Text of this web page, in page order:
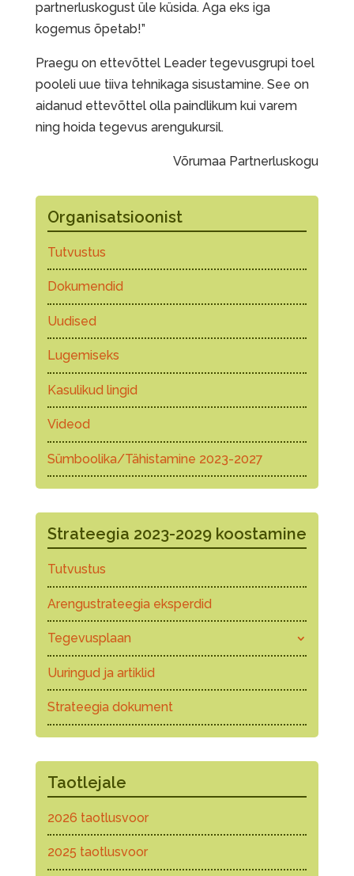
partnerluskogust üle küsida. Aga eks iga
kogemus õpetab!”
Praegu on ettevõttel Leader tegevusgrupi toel
pooleli uue tiiva tehnikaga sisustamine. See on
aidanud ettevõttel olla paindlikum kui varem
ning hoida tegevus arengukursil.
Võrumaa Partnerluskogu
Organisatsioonist
Tutvustus
Dokumendid
Uudised
Lugemiseks
Kasulikud lingid
Videod
Sümboolika/Tähistamine 2023-2027
Strateegia 2023-2029 koostamine
Tutvustus
Arengustrateegia eksperdid
Tegevusplaan
Uuringud ja artiklid
Strateegia dokument
Taotlejale
2026 taotlusvoor
2025 taotlusvoor